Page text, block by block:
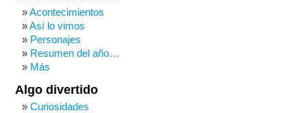
Acontecimientos
Así lo vimos
Personajes
Resumen del año…
Más
Algo divertido
Curiosidades